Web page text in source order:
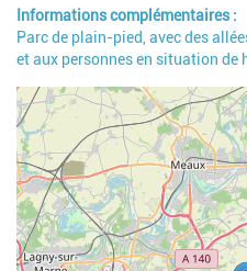
Informations complémentaires
Parc de plain-pied, avec des
et aux personnes en situation de
Geolocalisation